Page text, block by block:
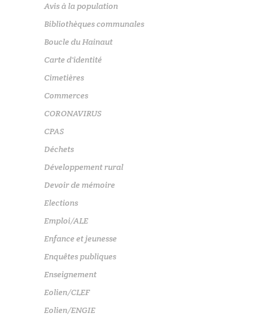
Avis à la population
Bibliothèques communales
Boucle du Hainaut
Carte d'identité
Cimetières
Commerces
CORONAVIRUS
CPAS
Déchets
Développement rural
Devoir de mémoire
Elections
Emploi/ALE
Enfance et jeunesse
Enquêtes publiques
Enseignement
Eolien/CLEF
Eolien/ENGIE